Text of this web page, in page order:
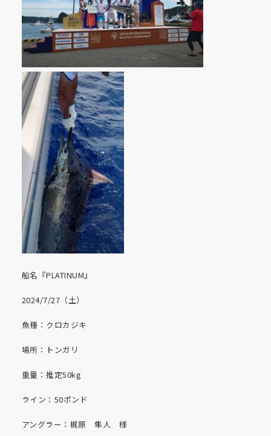
船名『PLATINUM』
2024/7/27（土）
魚種：クロカジキ
場所：トンガリ
重量：推定50kg
ライン：50ポンド
アングラー：梶原 隼人 様